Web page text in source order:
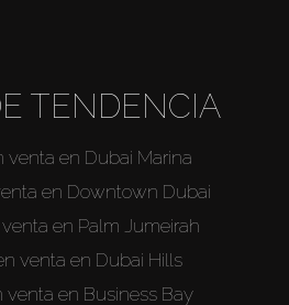
TENDENCIA
venta en Dubai Marina
en Downtown Dubai
en Palm Jumeirah
venta en Dubai Hills
venta en Business Bay